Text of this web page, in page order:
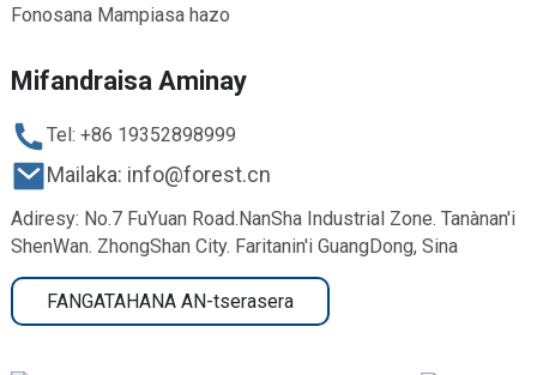
Fonosana Mampiasa hazo
Mifandraisa Aminay
Tel: +86 19352898999
Mailaka: info@forest.cn
Adiresy: No.7 FuYuan Road.NanSha Industrial Zone. Tanànan'i
ShenWan. ZhongShan City. Faritanin'i GuangDong, Sina
FANGATAHANA AN-tserasera